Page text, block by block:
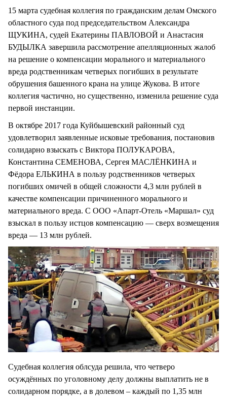
15 марта судебная коллегия по гражданским делам Омского
областного суда под председательством Александра
ЩУКИНА, судей Екатерины ПАВЛОВОЙ и Анастасия
БУДЫЛКА завершила рассмотрение апелляционных жалоб
на решение о компенсации морального и материального
вреда родственникам четверых погибших в результате
обрушения башенного крана на улице Жукова. В итоге
коллегия частично, но существенно, изменила решение суда
первой инстанции.
В октябре 2017 года Куйбышевский районный суд
удовлетворил заявленные исковые требования, постановив
солидарно взыскать с Виктора ПОЛУКАРОВА,
Константина СЕМЕНОВА, Сергея МАСЛЁНКИНА и
Фёдора ЕЛЬКИНА в пользу родственников четверых
погибших омичей в общей сложности 4,3 млн рублей в
качестве компенсации причиненного морального и
материального вреда. С ООО «Апарт-Отель «Маршал» суд
взыскал в пользу истцов компенсацию — сверх возмещения
вреда — 13 млн рублей.
Судебная коллегия облсуда решила, что четверо
осуждённых по уголовному делу должны выплатить не в
солидарном порядке, а в долевом – каждый по 1,35 млн